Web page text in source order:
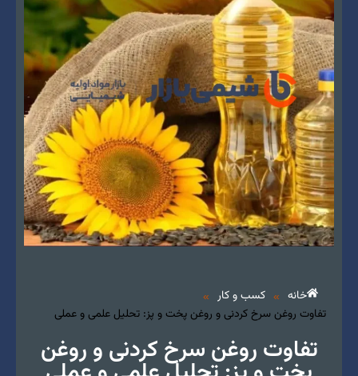
خانه » کسب و کار »
تفاوت روغن سرخ کردنی و روغن پخت و پز: تحلیل علمی و عملی
تفاوت روغن سرخ کردنی و روغن